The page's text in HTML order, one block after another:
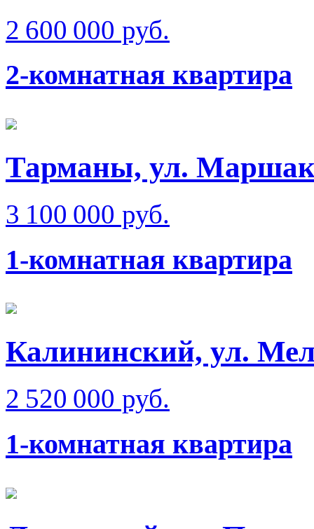
2 600 000 руб.
2-комнатная квартира
Тарманы, ул.
3 100 000 руб.
1-комнатная квартира
Калининский, ул.
2 520 000 руб.
1-комнатная квартира